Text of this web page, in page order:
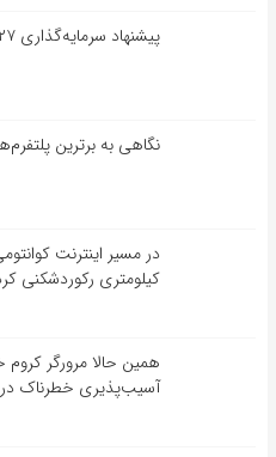
پیشنهاد سرمایه‌گذاری ۲۷ میلیارد تومانی در آی‌تی هاب
نگاهی به برترین
کیلومتری رکوردشکنی
همین حالا مرورگر کروم
آسیب‌‌‌‌پذیری خطرناک در